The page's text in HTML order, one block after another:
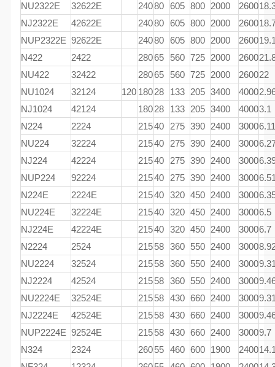
NU2322E
32622E 24080 605 800 2000 2600
NJ2322E
42622E 24080 605 800 2000 2600
NUP2322E 92622E 24080 605 800 2000 2600
N422
2422 28065 560 725 2000 2600
NU422
32422 28065 560 725 2000 260022
NU1024
32124 120 18028 133 205 3400 4000
NJ1024
42124 18028 133 205 3400 40003.1
N224
2224 21540 275 390 2400 30006.11
NU224
32224 21540 275 390 2400 3000
NJ224
42224 21540 275 390 2400 3000
NUP224
92224 21540 275 390 2400 3000
N224E
2224E 21540 320 450 2400 3000
NU224E
32224E 21540 320 450 2400 30006.5
NJ224E
42224E 21540 320 450 2400 30006.7
N2224
2524 21558 360 550 2400 3000
NU2224
32524 21558 360 550 2400 3000
NJ2224
42524 21558 360 550 2400 3000
NU2224E
32524E 21558 430 660 2400 3000
NJ2224E
42524E 21558 430 660 2400 3000
NUP2224E 92524E 21558 430 660 2400 30009.7
N324
2324 26055 460 600 1900 2400